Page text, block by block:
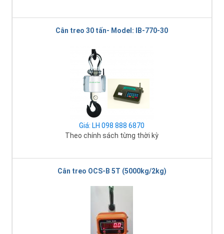
Cân treo 30 tấn- Model: IB-770-30
Giá: LH 098 888 6870
Theo chính sách từng thời kỳ
Cân treo OCS-B 5T (5000kg/2kg)